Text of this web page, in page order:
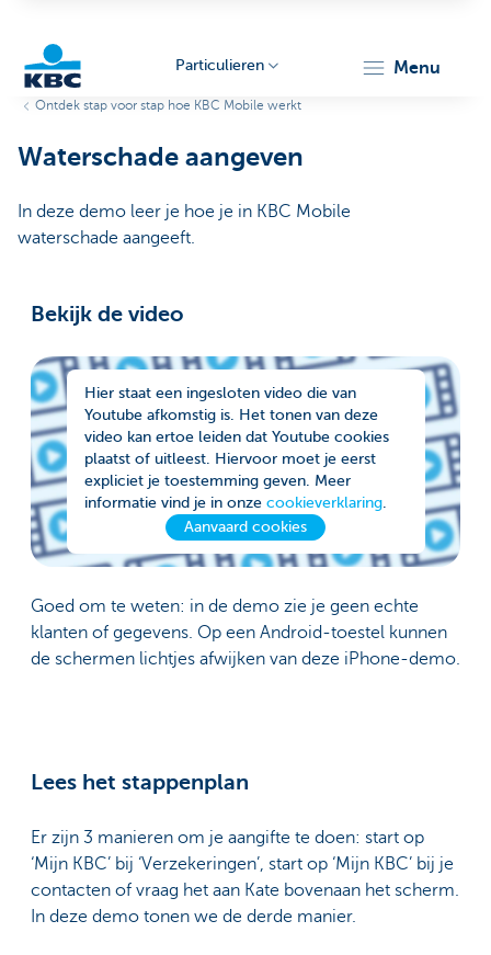
Particulieren
Particulieren menu
Ontdek stap voor stap hoe KBC Mobile werkt
Waterschade aangeven
In deze demo leer je hoe je in KBC Mobile
waterschade aangeeft.
Bekijk de video
Hier staat een ingesloten video die van
Youtube afkomstig is. Het tonen van deze
video kan ertoe leiden dat Youtube cookies
plaatst of uitleest. Hiervoor moet je eerst
expliciet je toestemming geven. Meer
informatie vind je in onze cookieverklaring.
Aanvaard cookies
Goed om te weten: in de demo zie je geen echte
klanten of gegevens. Op een Android-toestel kunnen
de schermen lichtjes afwijken van deze iPhone-demo.
Lees het stappenplan
Er zijn 3 manieren om je aangifte te doen: start op
‘Mijn KBC’ bij ‘Verzekeringen’, start op ‘Mijn KBC’ bij je
contacten of vraag het aan Kate bovenaan het scherm.
In deze demo tonen we de derde manier.